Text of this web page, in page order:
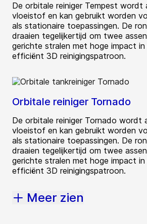
De orbitale reiniger Tempest wordt
vloeistof en kan gebruikt worden
als stationaire toepassingen. De
draaien tegelijkertijd om twee
gerichte stralen met hoge impact
efficiënt 3D reinigingspatroon.
Orbitale reiniger Tornado
De orbitale reiniger Tornado wordt
vloeistof en kan gebruikt worden
als stationaire toepassingen. De
draaien tegelijkertijd om twee
gerichte stralen met hoge impact
efficiënt 3D reinigingspatroon.
Meer zien